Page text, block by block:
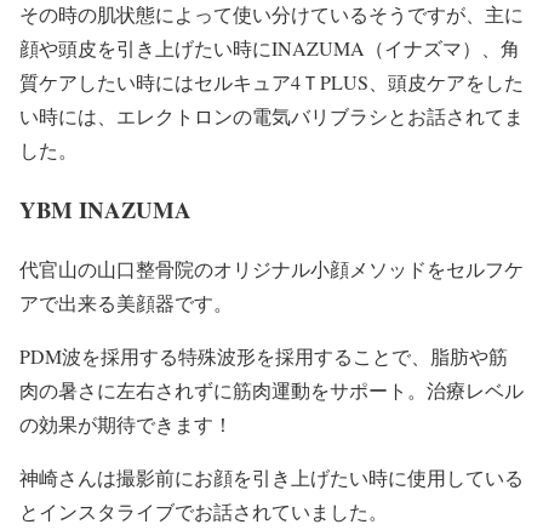
その時の肌状態によって使い分けているそう ですが、主に
顔や頭皮を引き上げたい時にINAZUMA（イナズマ）、角
質ケアしたい時にはセルキュア4ＴPLUS、頭皮ケアをした
い時には、エレクトロンの電気バリブラシとお話されてま
した。
YBM INAZUMA
代官山の山口整骨院のオリジナル小顔メソッドをセルフケ
アで出来る美顔器です。
PDM波を採用する特殊波形を採用することで、脂肪や筋
肉の暑さに左右されずに筋肉運動をサポート。治療レベル
の効果が期待できます！
神崎さんは撮影前にお顔を引き上げたい時に使用している
とインスタライブでお話されていました。